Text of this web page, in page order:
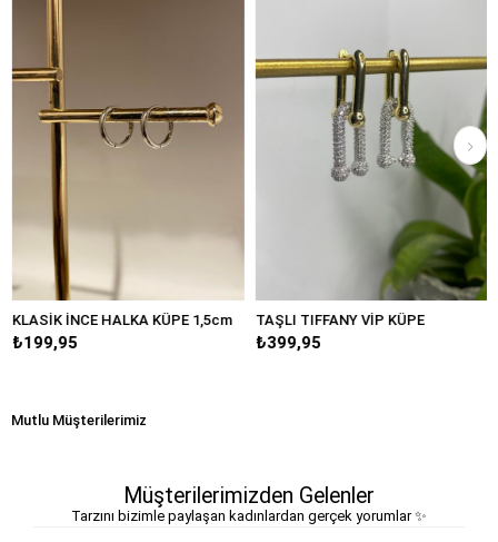
İNCE HALKA KÜPE 1,5cm TAŞLI TIFFANY VİP KÜPE
₺399,95
Mutlu Müşterilerimiz
Müşterilerimizden Gelenler
Tarzını bizimle paylaşan kadınlardan gerçek yorumlar ✨